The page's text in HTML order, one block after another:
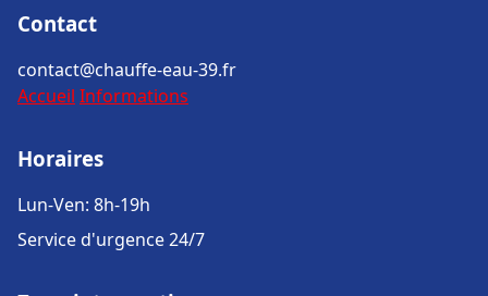
Contact
contact@chauffe-eau-39.fr
Accueil Informations
Horaires
Lun-Ven: 8h-19h
Service d'urgence 24/7